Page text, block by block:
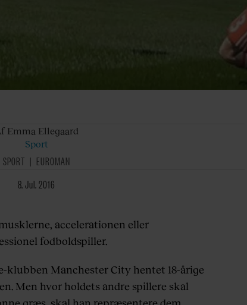
Emma Ellegaard
Sport
SPORT
EUROMAN
8. Jul. 2016
accelerationen eller
fodboldspiller.
klubben Manchester City hentet 18-årige
Men hvor holdets andre spillere skal